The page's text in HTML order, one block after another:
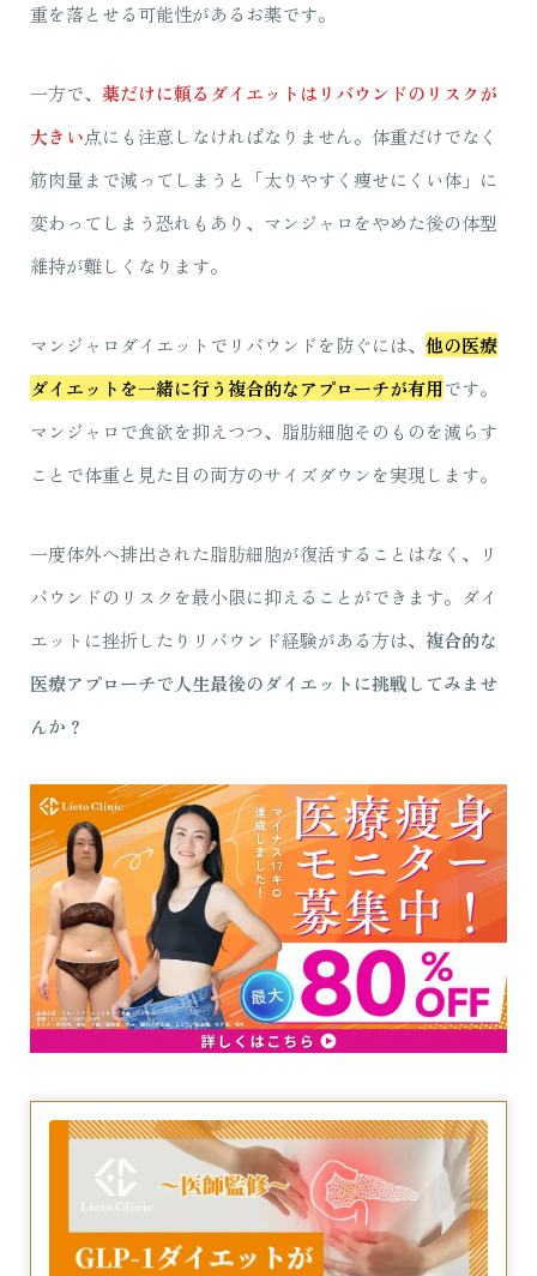
重を落とせる可能性があるお薬です。
一方で、 薬だけに頼るダイエットはリバウンドのリスクが
大きい点にも注意しなければなりません。体重だけでなく
筋肉量まで減ってしまうと「太りやすく痩せにくい体」に
変わってしまう恐れもあり、マンジャロをやめた後の体型
維持が難しくなります。
マンジャロダイエットでリバウンドを防ぐには、 他の医療
ダイエットを一緒に行う複合的なアプローチが有用です。
マンジャロで食欲を抑えつつ、脂肪細胞そのものを減らす
ことで体重と見た目の両方のサイズダウンを実現します。
一度体外へ排出された脂肪細胞が復活することはなく、リ
バウンドのリスクを最小限に抑えることができます。ダイ
エットに挫折したりリバウンド経験がある方は、 複合的な
医療アプローチで人生最後のダイエットに挑戦してみませ
んか？